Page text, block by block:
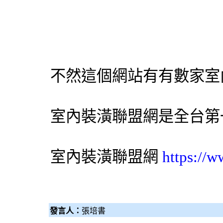
不然這個網站有有數家
室內裝潢聯盟網是全台
室內裝潢聯盟網 https://
發言人： 張培書